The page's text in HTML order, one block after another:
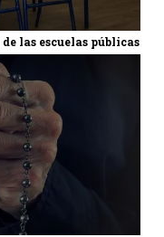
las escuelas públicas